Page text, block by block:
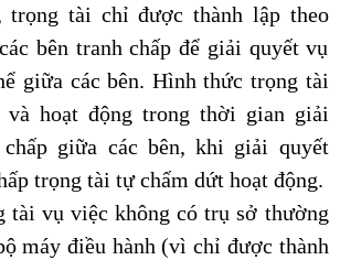
trọng tài chỉ được thành lập theo
bên tranh chấp để giải quyết vụ
giữa các bên. Hình thức trọng tài
hoạt động trong thời gian giải
giữa các bên, khi giải quyết
trọng tài tự chấm dứt hoạt động.
tài vụ việc không có trụ sở thường
máy điều hành (vì chỉ được thành